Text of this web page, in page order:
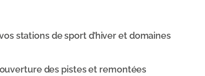
stations de sport d’hiver et domaines
des pistes et remontées